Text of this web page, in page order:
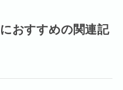
おすすめの関連記